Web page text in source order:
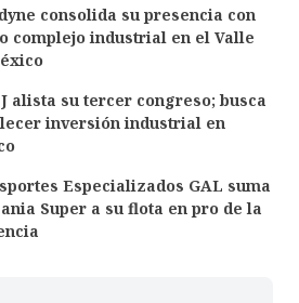
consolida su presencia con
complejo industrial en el Valle
alista su tercer congreso; busca
inversión industrial en
Especializados GAL suma
Super a su flota en pro de la